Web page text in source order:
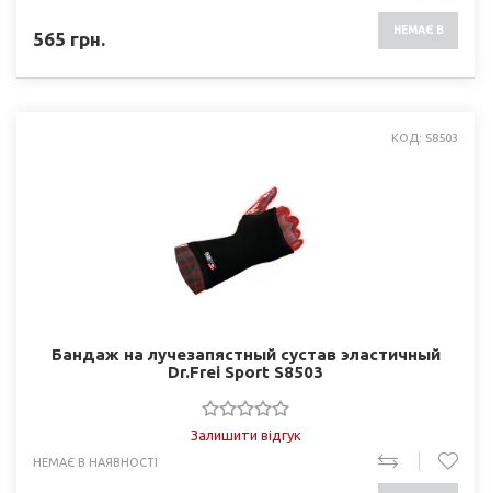
565 грн. НЕМАЄ В
КОД: S8503
Бандаж на лучезапястный сустав эластичный
Dr.Frei Sport S8503
Залишити відгук
НЕМАЄ В НАЯВНОСТІ